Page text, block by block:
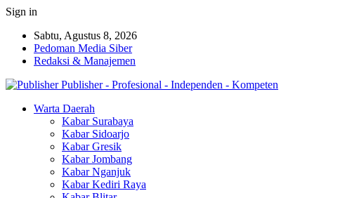
Sign in
Sabtu, Agustus 8, 2026
Pedoman Media Siber
Redaksi & Manajemen
Publisher - Profesional - Independen - Kompeten
Warta Daerah
Kabar Surabaya
Kabar Sidoarjo
Kabar Gresik
Kabar Jombang
Kabar Nganjuk
Kabar Kediri Raya